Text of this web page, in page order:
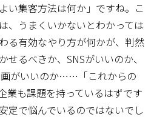
い集客方法は何か」ですね。こ
、うまくいかないとわかっては
る有効なやり方が何かが、判然
せるべきか、SNSがいいのか、
がいいのか……「これからの
業も課題を持っているはずです
定で悩んでいるのではないでし